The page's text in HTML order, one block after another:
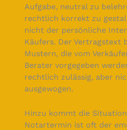
Aufgabe, neutral zu
rechtlich korrekt zu
nicht der persönliche
Käufers. Der Vertragstext
Mustern, die vom
Berater vorgegeben
rechtlich zulässig, aber
ausgewogen.
Hinzu kommt die
Notartermin ist oft der